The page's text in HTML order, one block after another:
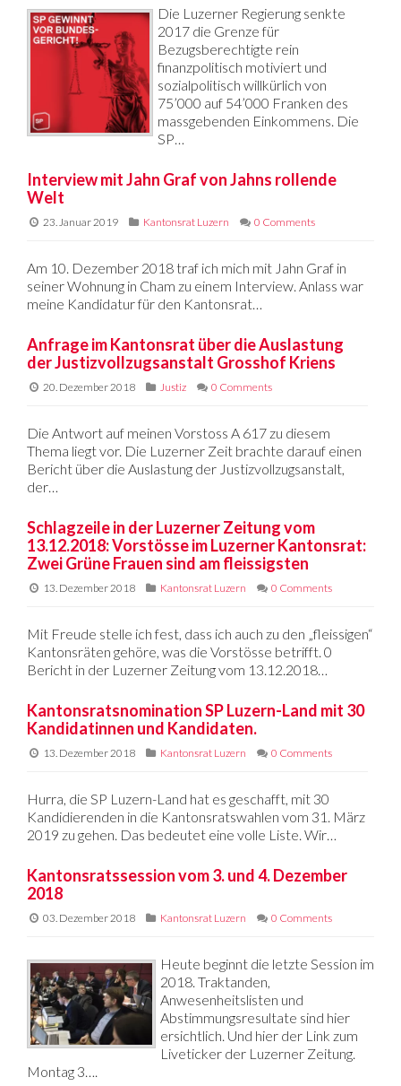
Die Luzerner Regierung senkte
2017 die Grenze für
Bezugsberechtigte rein
finanzpolitisch motiviert und
sozialpolitisch willkürlich von
75’000 auf 54’000 Franken des
massgebenden Einkommens. Die
SP…
Interview mit Jahn Graf von Jahns rollende
Welt
23. Januar 2019 Kantonsrat Luzern 0 Comments
Am 10. Dezember 2018 traf ich mich mit Jahn Graf in
seiner Wohnung in Cham zu einem Interview. Anlass war
meine Kandidatur für den Kantonsrat…
Anfrage im Kantonsrat über die Auslastung
der Justizvollzugsanstalt Grosshof Kriens
20. Dezember 2018 Justiz 0 Comments
Die Antwort auf meinen Vorstoss A 617 zu diesem
Thema liegt vor. Die Luzerner Zeit brachte darauf einen
Bericht über die Auslastung der Justizvollzugsanstalt,
der…
Schlagzeile in der Luzerner Zeitung vom
13.12.2018: Vorstösse im Luzerner Kantonsrat:
Zwei Grüne Frauen sind am fleissigsten
13. Dezember 2018 Kantonsrat Luzern 0 Comments
Mit Freude stelle ich fest, dass ich auch zu den „fleissigen“
Kantonsräten gehöre, was die Vorstösse betrifft. 0
Bericht in der Luzerner Zeitung vom 13.12.2018…
Kantonsratsnomination SP Luzern-Land mit 30
Kandidatinnen und Kandidaten.
13. Dezember 2018 Kantonsrat Luzern 0 Comments
Hurra, die SP Luzern-Land hat es geschafft, mit 30
Kandidierenden in die Kantonsratswahlen vom 31. März
2019 zu gehen. Das bedeutet eine volle Liste. Wir…
Kantonsratssession vom 3. und 4. Dezember
2018
03. Dezember 2018 Kantonsrat Luzern 0 Comments
Heute beginnt die letzte Session im
2018. Traktanden,
Anwesenheitslisten und
Abstimmungsresultate sind hier
ersichtlich. Und hier der Link zum
Liveticker der Luzerner Zeitung.
Montag 3….